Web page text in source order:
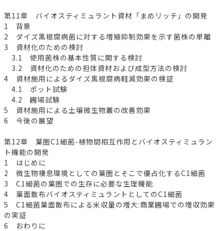
第11章 バイオスティミュラント資材「まめリッチ」の開発
1 背景
2 ダイズ黒根腐病菌に対する増殖抑制効果を示す菌株の単離
3 資材化のための検討
3.1 使用菌株の基本性質に関する検討
3.2 資材化のための担体資材および成型方法の検討
4 資材施用によるダイズ黒根腐病軽減効果の検証
4.1 ポット試験
4.2 圃場試験
5 資材施用による土壌微生物叢の改善効果
6 今後の展望
第12章 葉圏C1細菌-植物間相互作用とバイオスティミュラン
ト機能の開発
1 はじめに
2 微生物棲息環境としての葉圏とそこで優占化するC1細菌
3 C1細菌の葉圏での生存に必要な生理機能
4 葉面散布バイオスティミュラントとしてのC1細菌
5 C1細菌葉面散布による米収量の増大:商業圃場での増収効果
の実証
6 おわりに